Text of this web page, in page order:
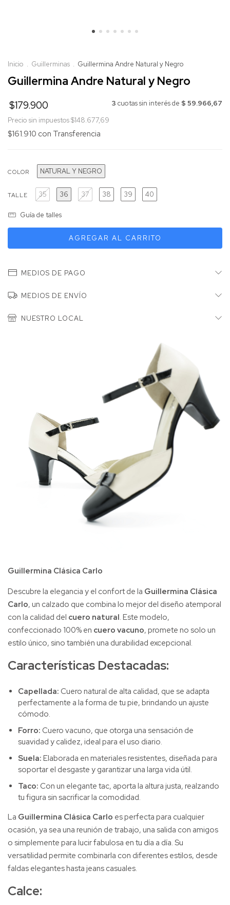
Inicio . Guillerminas . Guillermina Andre Natural y Negro
Guillermina Andre Natural y Negro
$179.900 3 cuotas sin interés de $ 59.966,67
Precio sin impuestos$148.677,69
$161.910 con Transferencia
COLOR NATURAL Y NEGRO
TALLE 35 36 37 38 39 40
Guía de talles
MEDIOS DE PAGO
MEDIOS DE ENVÍO
NUESTRO LOCAL
Guillermina Clásica Carlo
Descubre la elegancia y el confort de la Guillermina Clásica
Carlo, un calzado que combina lo mejor del diseño atemporal
con la calidad del cuero natural. Este modelo,
confeccionado 100% en cuero vacuno, promete no solo un
estilo único, sino también una durabilidad excepcional.
Características Destacadas:
Capellada: Cuero natural de alta calidad, que se adapta
perfectamente a la forma de tu pie, brindando un ajuste
cómodo.
Forro: Cuero vacuno, que otorga una sensación de
suavidad y calidez, ideal para el uso diario.
Suela: Elaborada en materiales resistentes, diseñada para
soportar el desgaste y garantizar una larga vida útil.
Taco: Con un elegante tac, aporta la altura justa, realzando
tu figura sin sacrificar la comodidad.
La Guillermina Clásica Carlo es perfecta para cualquier
ocasión, ya sea una reunión de trabajo, una salida con amigos
o simplemente para lucir fabulosa en tu día a día. Su
versatilidad permite combinarla con diferentes estilos, desde
faldas elegantes hasta jeans casuales.
Calce: